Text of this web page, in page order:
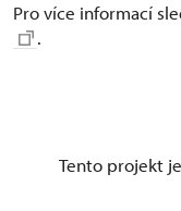
Pro více informací
.
Tento projekt